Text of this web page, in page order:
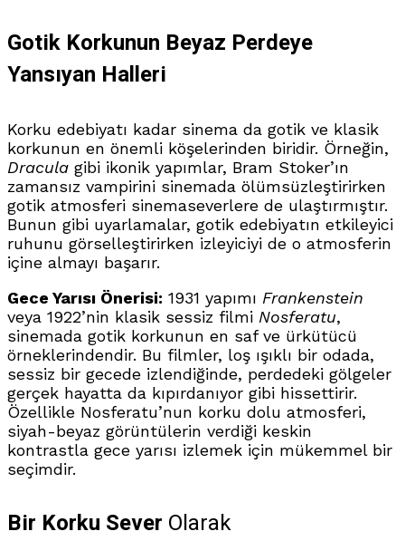
Gotik Korkunun Beyaz Perdeye
Yansıyan Halleri
Korku edebiyatı kadar sinema da gotik ve klasik
korkunun en önemli köşelerinden biridir. Örneğin,
Dracula gibi ikonik yapımlar, Bram Stoker’ın
zamansız vampirini sinemada ölümsüzleştirirken
gotik atmosferi sinemaseverlere de ulaştırmıştır.
Bunun gibi uyarlamalar, gotik edebiyatın etkileyici
ruhunu görselleştirirken izleyiciyi de o atmosferin
içine almayı başarır.
Gece Yarısı Önerisi: 1931 yapımı Frankenstein
veya 1922’nin klasik sessiz filmi Nosferatu,
sinemada gotik korkunun en saf ve ürkütücü
örneklerindendir. Bu filmler, loş ışıklı bir odada,
sessiz bir gecede izlendiğinde, perdedeki gölgeler
gerçek hayatta da kıpırdanıyor gibi hissettirir.
Özellikle Nosferatu’nun korku dolu atmosferi,
siyah-beyaz görüntülerin verdiği keskin
kontrastla gece yarısı izlemek için mükemmel bir
seçimdir.
Bir Korku Sever Olarak